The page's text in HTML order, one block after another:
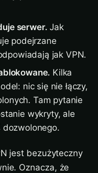
serwer. Jak
podejrzane
jak VPN.
Kilka
nic się nie łączy,
Tam pytanie
wykryty, ale
jest bezużyteczny
Oznacza, że